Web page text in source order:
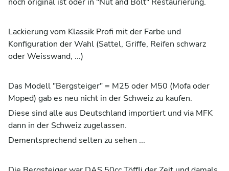
Lackierung vom Klassik Profi mit der Farbe und
Konfiguration der Wahl (Sattel, Griffe, Reifen schwarz
oder Weisswand, ...)
Das Modell "Bergsteiger" = M25 oder M50 (Mofa oder
Moped) gab es neu nicht in der Schweiz zu kaufen.
Diese sind alle aus Deutschland importiert und via MFK
dann in der Schweiz zugelassen.
Dementsprechend selten zu sehen ...